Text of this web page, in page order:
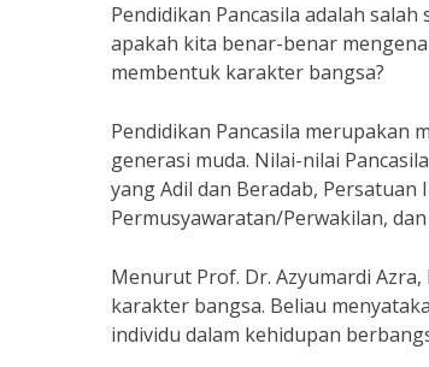
Pendidikan Pancasila adalah
apakah kita benar-benar
membentuk karakter bangsa?
Pendidikan Pancasila merupakan
generasi muda. Nilai-nilai
yang Adil dan Beradab,
Permusyawaratan/Perwakilan,
Menurut Prof. Dr. Azyumardi
karakter bangsa. Beliau
individu dalam kehidupan